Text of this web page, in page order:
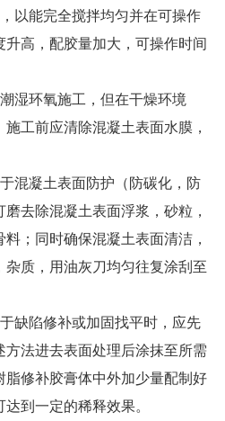
以能完全搅拌均匀并在可操作
高，配胶量加大，可操作时间
湿环氧施工，但在干燥环境
工前应清除混凝土表面水膜，
混凝土表面防护（防碳化，防
去除混凝土表面浮浆，砂粒，
；同时确保混凝土表面清洁，
质，用油灰刀均匀往复涂刮至
缺陷修补或加固找平时，应先
法进去表面处理后涂抹至所需
脂修补胶膏体中外加少量配制好
到一定的稀释效果。